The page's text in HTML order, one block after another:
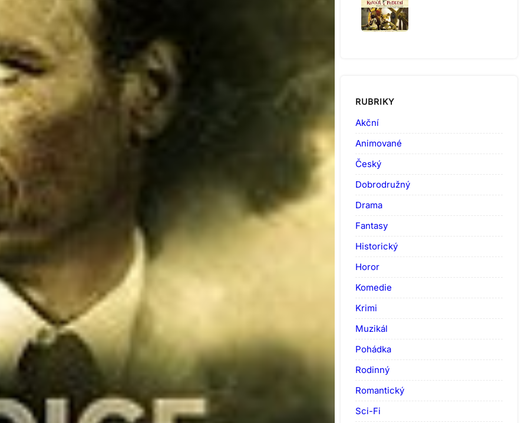
RUBRIKY
Akční
Animované
Český
Dobrodružný
Drama
Fantasy
Historický
Horor
Komedie
Krimi
Muzikál
Pohádka
Rodinný
Romantický
Sci-Fi